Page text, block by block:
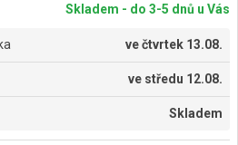
Skladem - do 3-5 dnů u Vás
večtvrtek 13.08.
ve středu 12.08.
Skladem